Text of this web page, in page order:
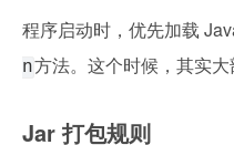
程序启动时，优先加载
n方法。这个时候，其实大
Jar 打包规则